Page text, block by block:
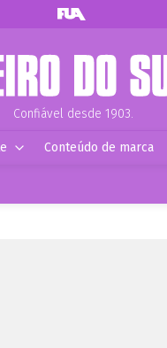
Confiável desde 1903.
Conteúdo de marca